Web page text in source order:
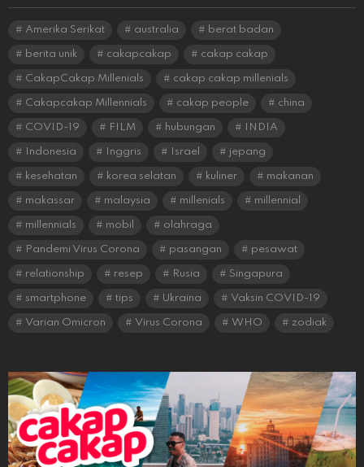
Amerika Serikat australia berat badan
berita unik cakapcakap cakap cakap
CakapCakap Millenials cakap cakap millenials
Cakapcakap Millennials cakap people china
COVID-19 FILM hubungan INDIA
Indonesia Inggris Israel jepang
kesehatan korea selatan kuliner makanan
makassar malaysia millenials millennial
millennials mobil olahraga
Pandemi Virus Corona pasangan pesawat
relationship resep Rusia Singapura
smartphone tips Ukraina Vaksin COVID-19
Varian Omicron Virus Corona WHO zodiak